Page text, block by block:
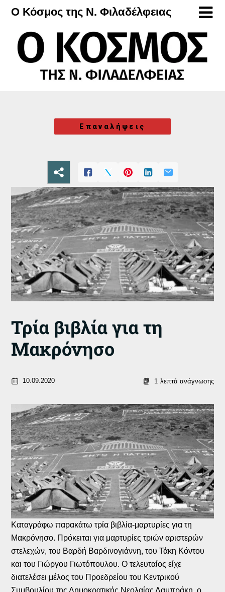
Μετάβαση
περιεχόμενο
Ο Κόσμος της Ν. Φιλαδέλφειας
Επαναλήψεις
Τρία βιβλία για τη
Μακρόνησο
10.09.2020 1 λεπτά ανάγνωσης
Καταγράφω παρακάτω τρία βιβλία-μαρτυρίες για τη
Μακρόνησο. Πρόκειται για μαρτυρίες τριών αριστερών
στελεχών, του Βαρδή Βαρδινογιάννη, του Τάκη Κόντου
και του Γιώργου Γιωτόπουλου. Ο τελευταίος είχε
διατελέσει μέλος του Προεδρείου του Κεντρικού
Συμβουλίου της Δημοκρατικής Νεολαίας Λαμπράκη, ο